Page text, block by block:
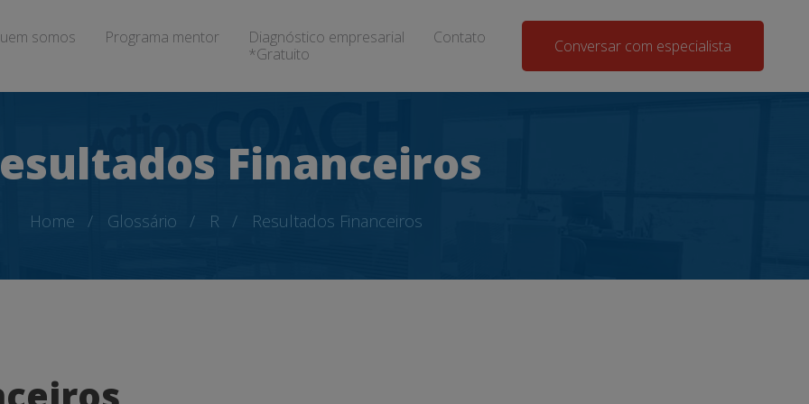
somos Programa mentor
Diagnóstico empresarial
*Gratuito
Contato Conversar com especialista
Financeiros
Home Glossário R Resultados Financeiros